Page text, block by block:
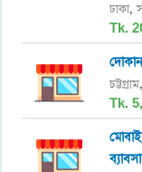
ঢাকা,
Tk.
চট্টগ্রাম
Tk.